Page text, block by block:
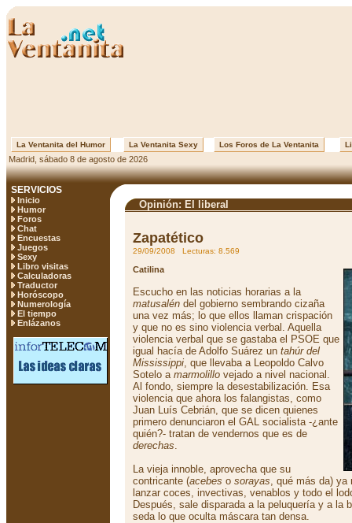
La Ventanita del Humor La Ventanita Sexy Los Foros de La Ventanita
Madrid, sábado 8 de agosto de 2026
SERVICIOS
Inicio
Humor
Foros
Chat
Encuestas
Juegos
Sexy
Libro visitas
Calculadoras
Traductor
Horóscopo
Numerología
El tiempo
Enlázanos
Opinión: El liberal
Zapatético
29/09/2008 Lecturas: 8.569
Catilina
Escucho en las noticias horarias a la
matusalén del gobierno sembrando cizaña
una vez más; lo que ellos llaman crispación
y que no es sino violencia verbal. Aquella
violencia verbal que se gastaba el PSOE que
igual hacía de Adolfo Suárez un tahúr del
Mississippi, que llevaba a Leopoldo Calvo
Sotelo a marmolillo vejado a nivel nacional.
Al fondo, siempre la desestabilización. Esa
violencia que ahora los falangistas, como
Juan Luís Cebrián, que se dicen quienes
primero denunciaron el GAL socialista -¿ante
quién?- tratan de vendernos que es de
derechas.
La vieja innoble, aprovecha que su
contricante (acebes o sorayas, qué más da) ya
lanzar coces, invectivas, venablos y todo el
Después, sale disparada a la peluquería y a la
seda lo que oculta máscara tan densa.